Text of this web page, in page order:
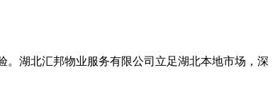
湖北汇邦物业服务有限公司立足湖北本地市场，深